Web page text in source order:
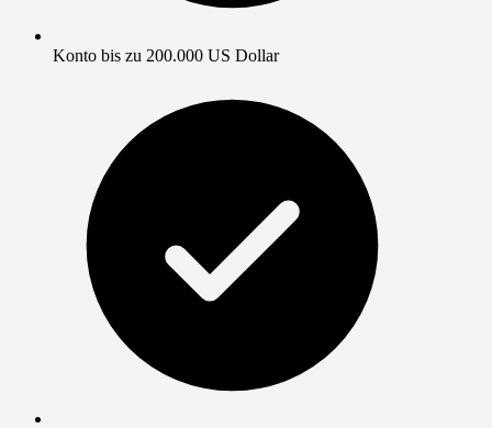
Konto bis zu 200.000 US Dollar